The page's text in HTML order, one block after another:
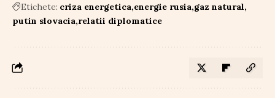
Etichete: criza energetica energie rusia gaz natural
putin slovacia relatii diplomatice